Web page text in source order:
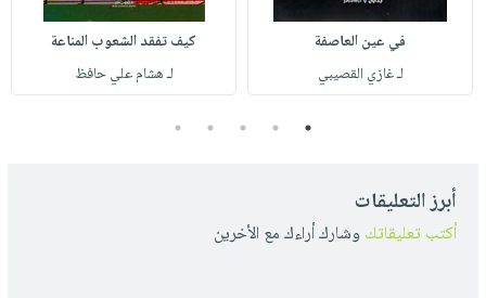
في عين العاصفة
لـ غازي القصيبي
كيف تفقد الشعوب المناعة
لـ هشام علي حافظ
1
2
3
4
5
أبرز التعليقات
أكتب تعليقاتك وشارك أراءك مع الأخرين